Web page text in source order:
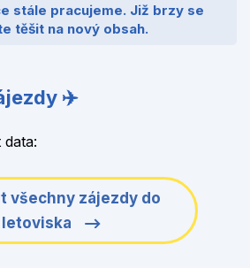
stále pracujeme. Již brzy se
těšit na nový obsah.
✈️
všechny zájezdy do
letoviska